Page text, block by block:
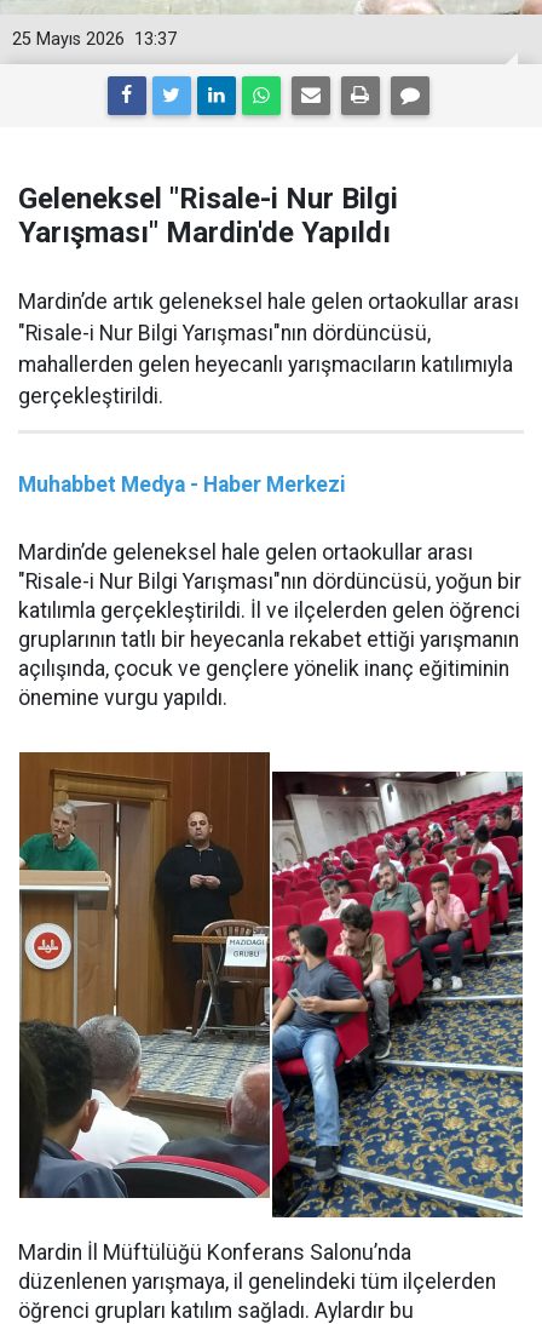
13:37
25 Mayıs 2026
Geleneksel "Risale-i Nur Bilgi
Yarışması" Mardin'de Yapıldı
Mardin’de artık geleneksel hale gelen ortaokullar arası
"Risale-i Nur Bilgi Yarışması"nın dördüncüsü,
mahallerden gelen heyecanlı yarışmacıların katılımıyla
gerçekleştirildi.
Muhabbet Medya - Haber Merkezi
Mardin’de geleneksel hale gelen ortaokullar arası
"Risale-i Nur Bilgi Yarışması"nın dördüncüsü, yoğun bir
katılımla gerçekleştirildi. İl ve ilçelerden gelen öğrenci
gruplarının tatlı bir heyecanla rekabet ettiği yarışmanın
açılışında, çocuk ve gençlere yönelik inanç eğitiminin
önemine vurgu yapıldı.
Mardin İl Müftülüğü Konferans Salonu’nda
düzenlenen yarışmaya, il genelindeki tüm ilçelerden
öğrenci grupları katılım sağladı. Aylardır bu